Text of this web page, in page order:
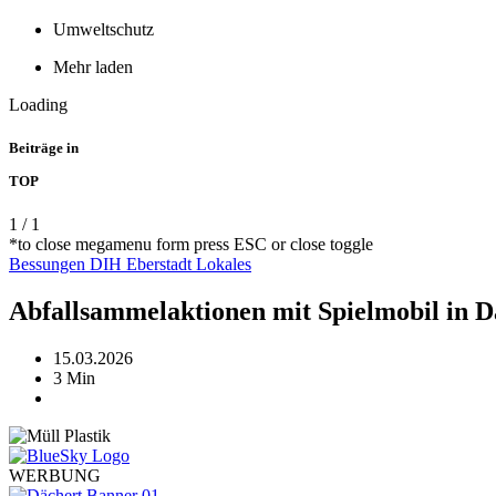
Umweltschutz
Mehr laden
Loading
Beiträge in
TOP
1 / 1
*to close megamenu form press ESC or close toggle
Bessungen DIH Eberstadt Lokales
Abfallsammelaktionen mit Spielmobil in
15.03.2026
3 Min
WERBUNG